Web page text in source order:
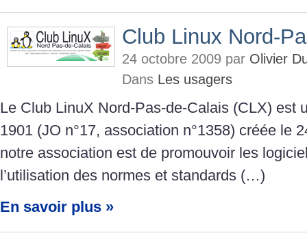
Club Linux Nord-
24 octobre 2009 par Olivier
Dans Les usagers
Le Club LinuX Nord-Pas-de-Calais (CLX) est
1901 (JO n°17, association n°1358) créée le
notre association est de promouvoir les
l’utilisation des normes et standards (…)
En savoir plus »